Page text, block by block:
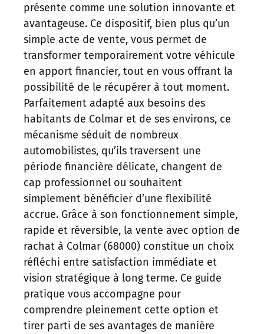
présente comme une solution innovante et
avantageuse. Ce dispositif, bien plus qu’un
simple acte de vente, vous permet de
transformer temporairement votre véhicule
en apport financier, tout en vous offrant la
possibilité de le récupérer à tout moment.
Parfaitement adapté aux besoins des
habitants de Colmar et de ses environs, ce
mécanisme séduit de nombreux
automobilistes, qu’ils traversent une
période financière délicate, changent de
cap professionnel ou souhaitent
simplement bénéficier d’une flexibilité
accrue. Grâce à son fonctionnement simple,
rapide et réversible, la vente avec option de
rachat à Colmar (68000) constitue un choix
réfléchi entre satisfaction immédiate et
vision stratégique à long terme. Ce guide
pratique vous accompagne pour
comprendre pleinement cette option et
tirer parti de ses avantages de manière